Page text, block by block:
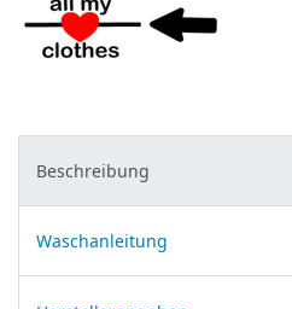
Beschreibung
Waschanleitung